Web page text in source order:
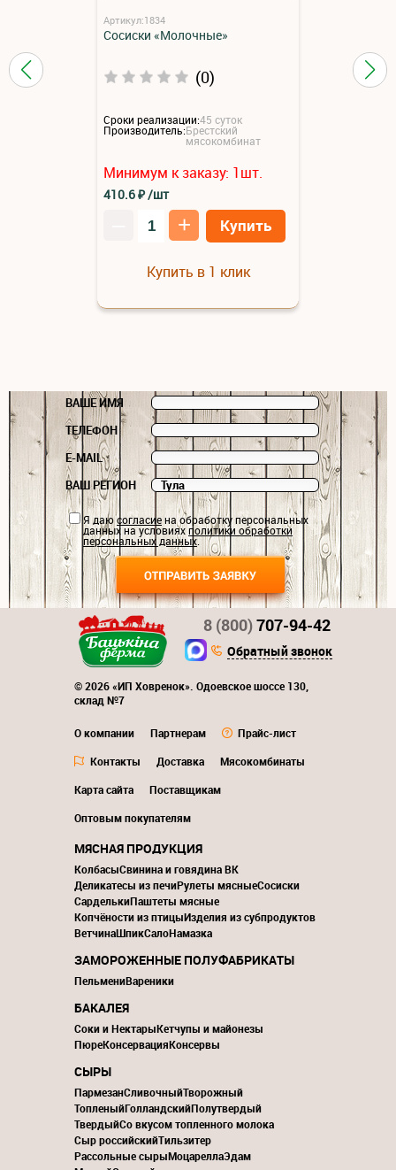
Артикул:1834
Сосиски «Молочные»
(0)
Сроки реализации:45 суток
Производитель:Брестский
мясокомбинат
Минимум к заказу: 1шт.
410.6₽/шт
+ Купить
Купить в 1 клик
ВАШЕ ИМЯ
ТЕЛЕФОН
E-MAIL
ВАШ РЕГИОН
Я даюсогласиена обработку персональных
данных на условияхполитики обработки
персональных данных.
© 2026 «ИП Ховренок». Одоевское шоссе 130,
склад №7
О компании Партнерам
Прайс-лист
Контакты
Доставка
Мясокомбинаты
Карта сайта
Поставщикам
Оптовым покупателям
8 (800)707-94-42
Обратный звонок
МЯСНАЯ ПРОДУКЦИЯ
КолбасыСвинина и говядина ВК
Деликатесы из печиРулеты мясныеСосиски
СарделькиПаштеты мясные
Копчёности из птицыИзделия из субпродуктов
ВетчинаШпикСалоНамазка
ЗАМОРОЖЕННЫЕ ПОЛУФАБРИКАТЫ
ПельмениВареники
БАКАЛЕЯ
Соки и НектарыКетчупы и майонезы
ПюреКонсервацияКонсервы
СЫРЫ
ПармезанСливочныйТворожный
ТопленыйГолландскийПолутвердый
ТвердыйСо вкусом топленного молока
Сыр российскийТильзитер
Рассольные сырыМоцареллаЭдам